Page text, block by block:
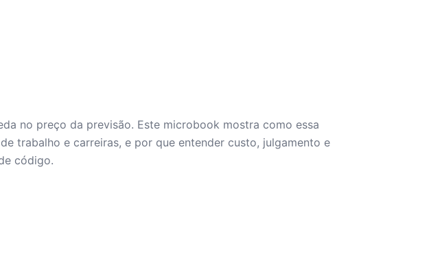
no preço da previsão. Este microbook mostra como essa
trabalho e carreiras, e por que entender custo, julgamento e
código.